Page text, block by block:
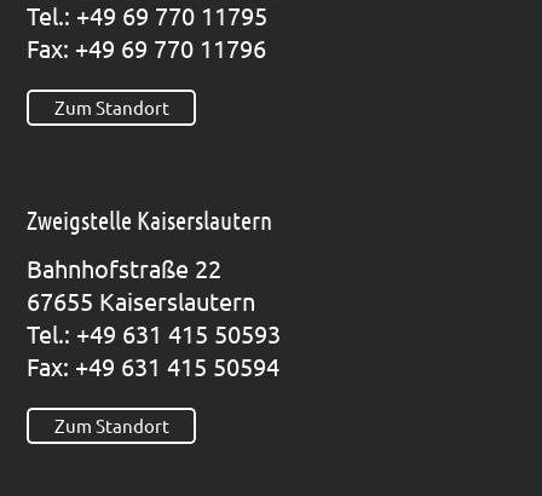
Tel.: +49 69 770 11795
Fax: +49 69 770 11796
Zum Standort
Zweigstelle Kaiserslautern
Bahn­hof­stra­ße 22
67655 Kai­sers­lau­tern
Tel.: +49 631 415 50593
Fax: +49 631 415 50594
Zum Standort